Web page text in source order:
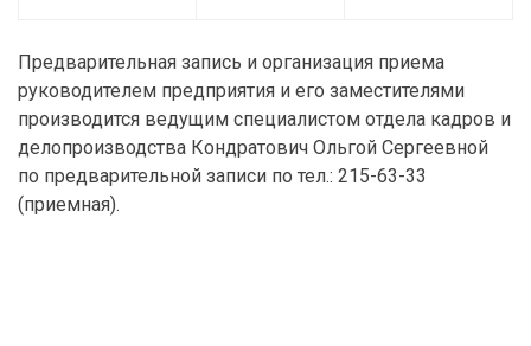
Предварительная запись и организация приема
руководителем предприятия и его заместителями
производится ведущим специалистом отдела кадров и
делопроизводства Кондратович Ольгой Сергеевной
по предварительной записи по тел.: 215-63-33
(приемная).